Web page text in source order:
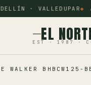
· VALLEDUPAR
EL
EST · 1987 ·
WALKER BHBCW125-